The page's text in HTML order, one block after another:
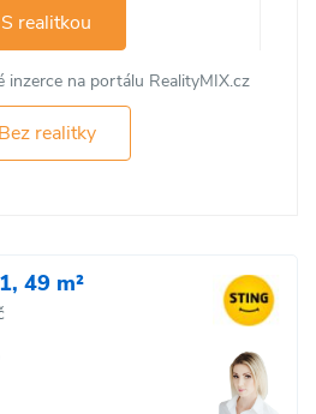
S realitkou
inzerce na portálu RealityMIX.cz
Bez realitky
49 m²